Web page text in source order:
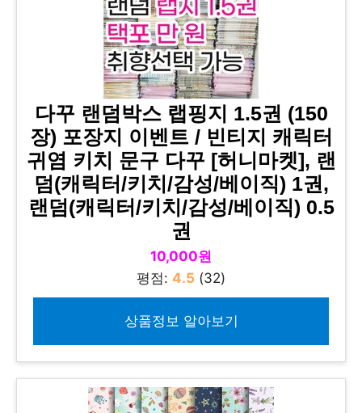
다꾸 랜덤박스 랩핑지 1.5권 (150
장) 포장지 이벤트 / 빈티지 캐릭터
귀염 키치 문구 다꾸 [허니마켓], 랜
덤(캐릭터/키치/감성/베이직) 1권,
랜덤(캐릭터/키치/감성/베이직) 0.5
권
10,000원
평점: 4.5 (32)
상품정보 알아보기